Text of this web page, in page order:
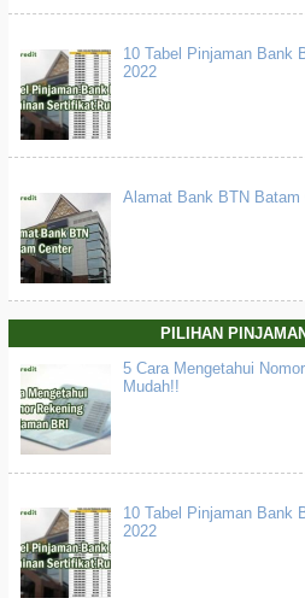
10 Tabel Pinjaman Bank
2022
Alamat Bank BTN Batam
PILIHAN
5 Cara Mengetahui
Mudah!!
10 Tabel Pinjaman Bank
2022